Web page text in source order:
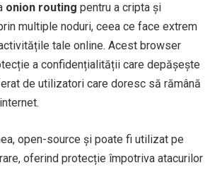
onion routing pentru a cripta și
multiple noduri, ceea ce face extrem
tale online. Acest browser
a confidențialității care depășește
de utilizatori care doresc să rămână
open-source și poate fi utilizat pe
oferind protecție împotriva atacurilor